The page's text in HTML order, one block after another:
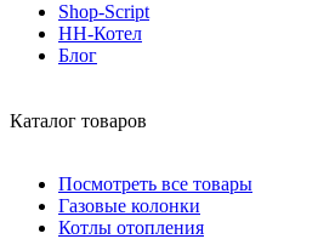
Shop-Script
НН-Котел
Блог
Каталог товаров
Посмотреть все товары
Газовые колонки
Котлы отопления